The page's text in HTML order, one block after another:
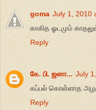
goma July 1, 2010
காகித ஓடமும்
Reply
கே. பி. ஜனா... July
கப்பல் கொள்ளாத
Reply